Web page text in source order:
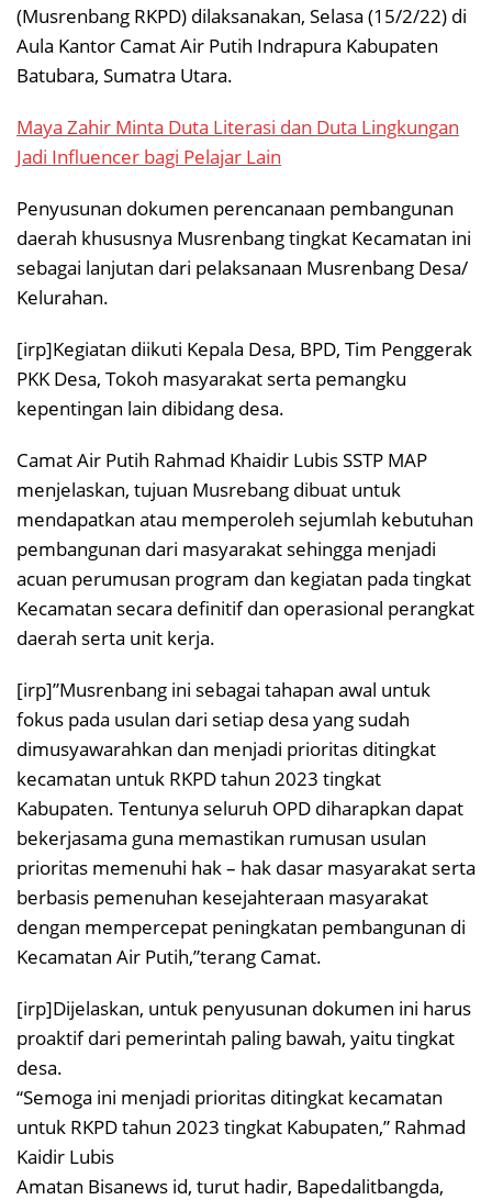
(Musrenbang RKPD) dilaksanakan, Selasa (15/2/22) di
Aula Kantor Camat Air Putih Indrapura Kabupaten
Batubara, Sumatra Utara.
Maya Zahir Minta Duta Literasi dan Duta Lingkungan
Jadi Influencer bagi Pelajar Lain
Penyusunan dokumen perencanaan pembangunan
daerah khususnya Musrenbang tingkat Kecamatan ini
sebagai lanjutan dari pelaksanaan Musrenbang Desa/
Kelurahan.
[irp]Kegiatan diikuti Kepala Desa, BPD, Tim Penggerak
PKK Desa, Tokoh masyarakat serta pemangku
kepentingan lain dibidang desa.
Camat Air Putih Rahmad Khaidir Lubis SSTP MAP
menjelaskan, tujuan Musrebang dibuat untuk
mendapatkan atau memperoleh sejumlah kebutuhan
pembangunan dari masyarakat sehingga menjadi
acuan perumusan program dan kegiatan pada tingkat
Kecamatan secara definitif dan operasional perangkat
daerah serta unit kerja.
[irp]”Musrenbang ini sebagai tahapan awal untuk
fokus pada usulan dari setiap desa yang sudah
dimusyawarahkan dan menjadi prioritas ditingkat
kecamatan untuk RKPD tahun 2023 tingkat
Kabupaten. Tentunya seluruh OPD diharapkan dapat
bekerjasama guna memastikan rumusan usulan
prioritas memenuhi hak – hak dasar masyarakat serta
berbasis pemenuhan kesejahteraan masyarakat
dengan mempercepat peningkatan pembangunan di
Kecamatan Air Putih,”terang Camat.
[irp]Dijelaskan, untuk penyusunan dokumen ini harus
proaktif dari pemerintah paling bawah, yaitu tingkat
desa.
“Semoga ini menjadi prioritas ditingkat kecamatan
untuk RKPD tahun 2023 tingkat Kabupaten,” Rahmad
Kaidir Lubis
Amatan Bisanews id, turut hadir, Bapedalitbangda,